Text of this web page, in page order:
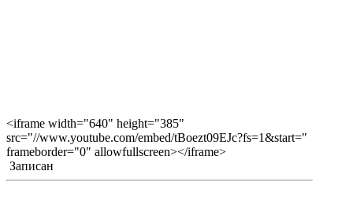
<iframe width="640" height="385"
src="//www.youtube.com/embed/tBoezt09EJc?fs=1&start="
frameborder="0" allowfullscreen></iframe>
Записан